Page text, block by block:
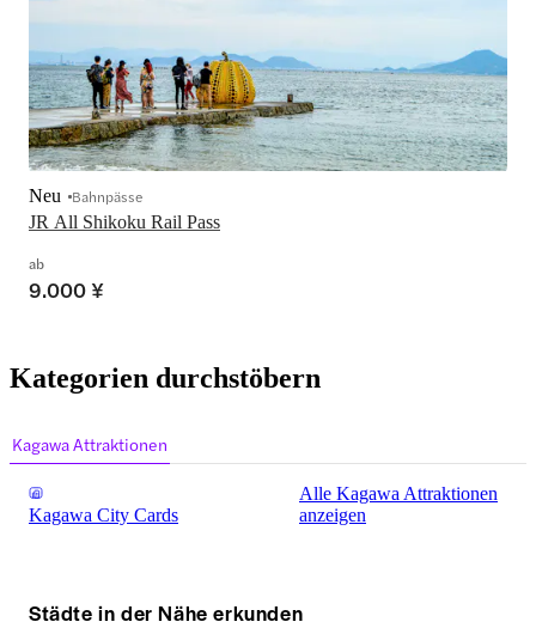
JR All Shikoku Rail Pass
Neu Bahnpässe
ab
9.000 ¥
Kategorien durchstöbern
Kagawa Attraktionen
Kagawa City Cards
Alle Kagawa Attraktionen
anzeigen
Städte in der Nähe erkunden